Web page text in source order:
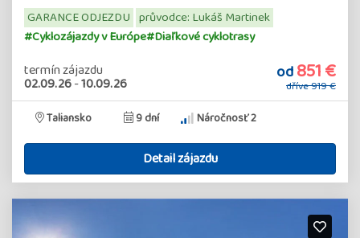
GARANCE ODJEZDU průvodce: Lukáš Martinek
#Cyklozájazdy v Európe#Diaľkové cyklotrasy
termín zájazdu
02.09.26-10.09.26 od851 €
dříve919 €
Taliansko 9 dní Náročnosť 2
Detail zájazdu